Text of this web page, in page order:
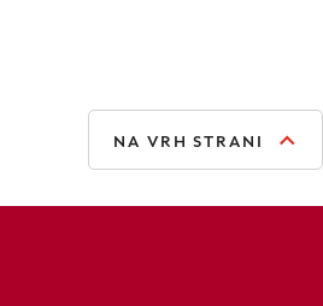
NA VRH STRANI